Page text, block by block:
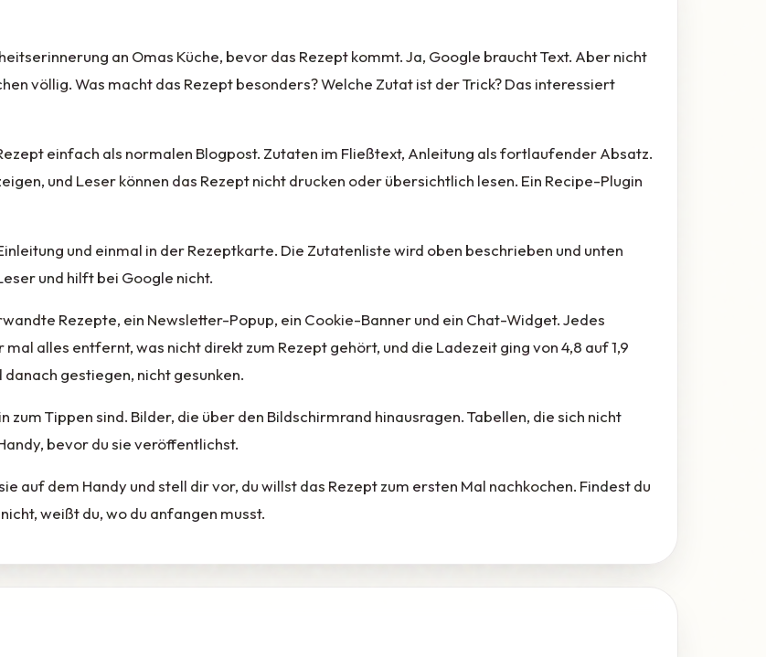
an Omas Küche, bevor das Rezept kommt. Ja, Google braucht Text. Aber nicht
völlig. Was macht das Rezept besonders? Welche Zutat ist der Trick? Das interessiert
einfach als normalen Blogpost. Zutaten im Fließtext, Anleitung als fortlaufender Absatz.
und Leser können das Rezept nicht drucken oder übersichtlich lesen. Ein Recipe-Plugin
und einmal in der Rezeptkarte. Die Zutatenliste wird oben beschrieben und unten
und hilft bei Google nicht.
Rezepte, ein Newsletter-Popup, ein Cookie-Banner und ein Chat-Widget. Jedes
alles entfernt, was nicht direkt zum Rezept gehört, und die Ladezeit ging von 4,8 auf 1,9
gestiegen, nicht gesunken.
zum Tippen sind. Bilder, die über den Bildschirmrand hinausragen. Tabellen, die sich nicht
bevor du sie veröffentlichst.
auf dem Handy und stell dir vor, du willst das Rezept zum ersten Mal nachkochen. Findest du
weißt du, wo du anfangen musst.